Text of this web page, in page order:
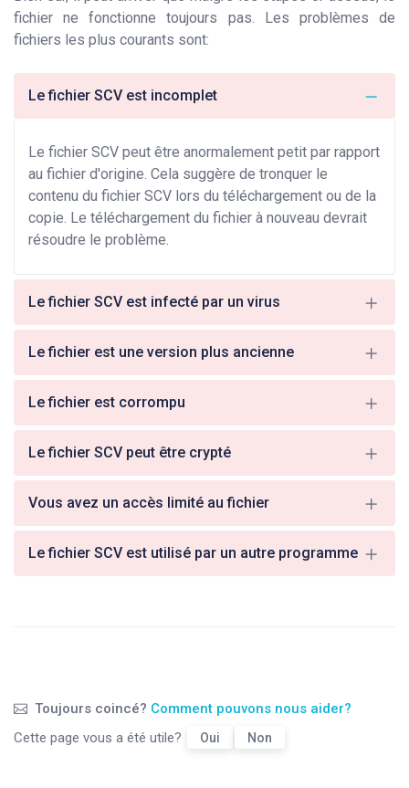
fichier ne fonctionne toujours pas. Les problèmes de
fichiers les plus courants sont:
Le fichier SCV est incomplet
Le fichier SCV peut être anormalement petit par rapport
au fichier d'origine. Cela suggère de tronquer le
contenu du fichier SCV lors du téléchargement ou de la
copie. Le téléchargement du fichier à nouveau devrait
résoudre le problème.
Le fichier SCV est infecté par un virus
Le fichier est une version plus ancienne
Le fichier est corrompu
Le fichier SCV peut être crypté
Vous avez un accès limité au fichier
Le fichier SCV est utilisé par un autre programme
Toujours coincé? Comment pouvons nous aider?
Cette page vous a été utile?
Oui Non